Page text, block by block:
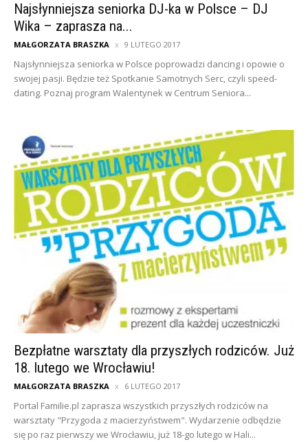
Najsłynniejsza seniorka DJ-ka w Polsce – DJ
Wika – zaprasza na...
MAŁGORZATA BRASZKA 9 LUTEGO 2017
Najsłynniejsza seniorka w Polsce poprowadzi dancing i opowie o
swojej pasji. Będzie też Spotkanie Samotnych Serc, czyli speed-
dating. Poznaj program Walentynek w Centrum Seniora...
Bezpłatne warsztaty dla przyszłych rodziców. Już
18. lutego we Wrocławiu!
MAŁGORZATA BRASZKA 6 LUTEGO 2017
Portal Familie.pl zaprasza wszystkich przyszłych rodziców na
warsztaty "Przygoda z macierzyństwem". Wydarzenie odbędzie
się po raz pierwszy we Wrocławiu, już 18-go lutego w Hali...